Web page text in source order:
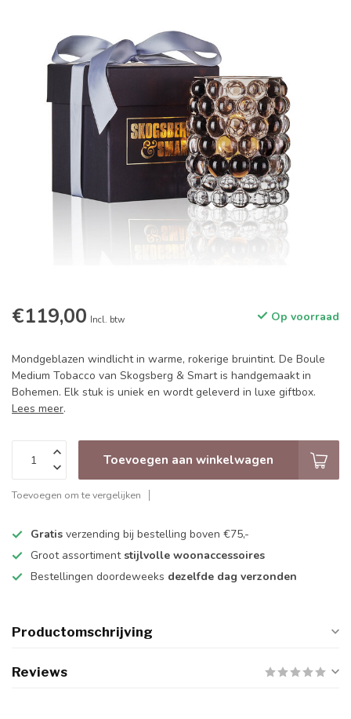
€119,00 Incl. btw Op voorraad
Mondgeblazen windlicht in warme, rokerige bruintint. De Boule
Medium Tobacco van Skogsberg & Smart is handgemaakt in
Bohemen. Elk stuk is uniek en wordt geleverd in luxe giftbox.
Lees meer.
Toevoegen aan winkelwagen
Toevoegen om te vergelijken
Gratis verzending bij bestelling boven €75,-
Groot assortiment stijlvolle woonaccessoires
Bestellingen doordeweeks dezelfde dag verzonden
Productomschrijving
Reviews